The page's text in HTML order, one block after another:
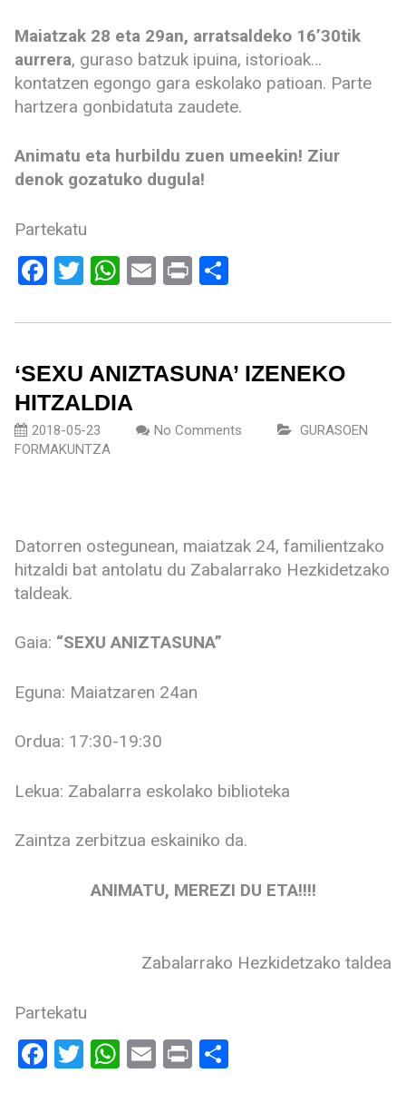
Maiatzak 28 eta 29an, arratsaldeko 16’30tik
aurrera, guraso batzuk ipuina, istorioak…
kontatzen egongo gara eskolako patioan. Parte
hartzera gonbidatuta zaudete.
Animatu eta hurbildu zuen umeekin! Ziur
denok gozatuko dugula!
Partekatu
Facebook
Twitter
WhatsApp
Email
PrintShare
‘SEXU ANIZTASUNA’ IZENEKO
HITZALDIA
2018-05-23 No Comments
GURASOEN
FORMAKUNTZA
Datorren ostegunean, maiatzak 24, familientzako
hitzaldi bat antolatu du Zabalarrako Hezkidetzako
taldeak.
Gaia: “SEXU ANIZTASUNA”
Eguna: Maiatzaren 24an
Ordua: 17:30-19:30
Lekua: Zabalarra eskolako biblioteka
Zaintza zerbitzua eskainiko da.
ANIMATU, MEREZI DU ETA!!!!
Zabalarrako Hezkidetzako taldea
Partekatu
Facebook
Twitter
WhatsApp
Email
PrintShare